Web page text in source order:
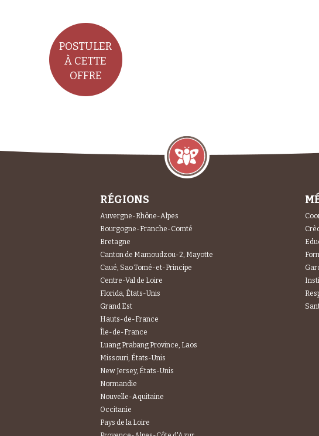
POSTULER
À CETTE
OFFRE
RÉGIONS
Auvergne-Rhône-Alpes
Bourgogne-Franche-Comté
Bretagne
Canton de Mamoudzou-2, Mayotte
Caué, Sao Tomé-et-Principe
Centre-Val de Loire
Florida, États-Unis
Grand Est
Hauts-de-France
Île-de-France
Luang Prabang Province, Laos
Missouri, États-Unis
New Jersey, États-Unis
Normandie
Nouvelle-Aquitaine
Occitanie
Pays de la Loire